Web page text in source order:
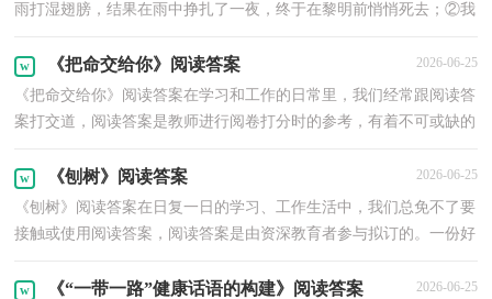
雨打湿翅膀，结果在雨中挣扎了一夜，终于在黎明前悄悄死去；②我
《把命交给你》阅读答案 2026-06-25
《把命交给你》阅读答案在学习和工作的日常里，我们经常跟阅读答
案打交道，阅读答案是教师进行阅卷打分时的参考，有着不可或缺的
《刨树》阅读答案 2026-06-25
《刨树》阅读答案在日复一日的学习、工作生活中，我们总免不了要
接触或使用阅读答案，阅读答案是由资深教育者参与拟订的。一份好
《“一带一路”健康话语的构建》阅读答案 2026-06-25